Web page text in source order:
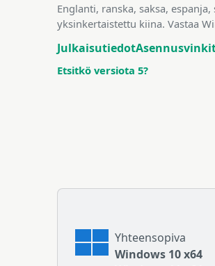
Englanti, ranska, saksa,
yksinkertaistettu kiina. Vastaa
Julkaisutiedot
Etsitkö versiota 5?
Yhteensopiva
Windows 10 x64